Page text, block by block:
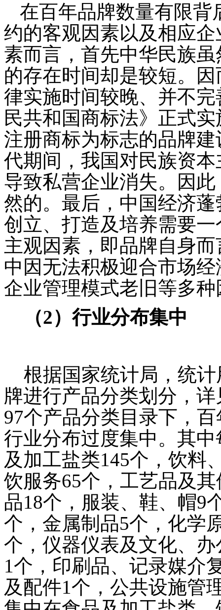
在百年品牌数量有限背
约的客观因素以及相应
素而言，首先中华民族
的存在时间却是较短。
律实施时间较晚、并不完
民共和国商标法》正式
注册商标为标志的品牌
代期间，我国对民族资
导致私营企业消失。因
然的。最后，中国经济
创立、打造及培养需要
主观因素，即品牌自身
中因无法积极迎合市场
企业管理模式老旧等多
（2）行业分布集中
根据国家统计局，统
牌进行产品分类划分，详
97个产品分类目录下，
行业分布过度集中。其
及加工盐类145个，饮料
饮服务65个，工艺品及
品18个，服装、鞋、帽9
个，金属制品5个，化学
个，仪器仪表及文化、
1个，印刷品、记录媒介
及配件1个，公共设施管